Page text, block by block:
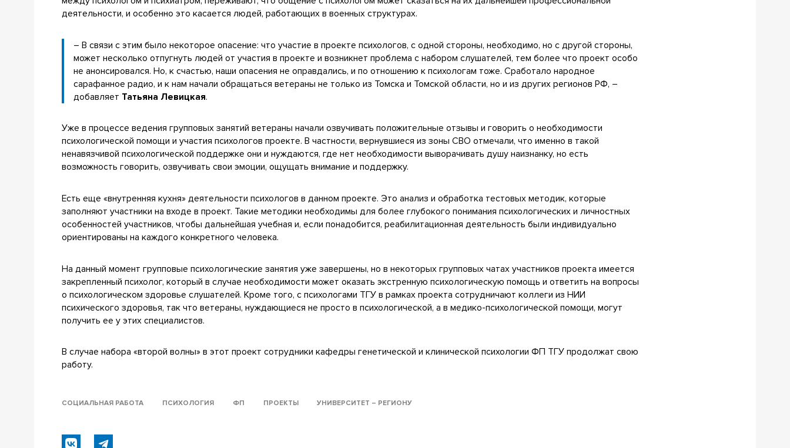
деятельности, и особенно это касается людей, работающих в военных структурах.
– В связи с этим было некоторое опасение: что участие в проекте психологов, с одной стороны, необходимо, но с другой стороны,
может несколько отпугнуть людей от участия в проекте и возникнет проблема с набором слушателей, тем более что проект особо
не анонсировался. Но, к счастью, наши опасения не оправдались, и по отношению к психологам тоже. Сработало народное
сарафанное радио, и к нам начали обращаться ветераны не только из Томска и Томской области, но и из других регионов РФ, –
добавляет Татьяна Левицкая.
Уже в процессе ведения групповых занятий ветераны начали озвучивать положительные отзывы и говорить о необходимости
психологической помощи и участия психологов проекте. В частности, вернувшиеся из зоны СВО отмечали, что именно в такой
ненавязчивой психологической поддержке они и нуждаются, где нет необходимости выворачивать душу наизнанку, но есть
возможность говорить, озвучивать свои эмоции, ощущать внимание и поддержку.
Есть еще «внутренняя кухня» деятельности психологов в данном проекте. Это анализ и обработка тестовых методик, которые
заполняют участники на входе в проект. Такие методики необходимы для более глубокого понимания психологических и личностных
особенностей участников, чтобы дальнейшая учебная и, если понадобится, реабилитационная деятельность были индивидуально
ориентированы на каждого конкретного человека.
На данный момент групповые психологические занятия уже завершены, но в некоторых групповых чатах участников проекта имеется
закрепленный психолог, который в случае необходимости может оказать экстренную психологическую помощь и ответить на вопросы
о психологическом здоровье слушателей. Кроме того, с психологами ТГУ в рамках проекта сотрудничают коллеги из НИИ
психического здоровья, так что ветераны, нуждающиеся не просто в психологической, а в медико-психологической помощи, могут
получить ее у этих специалистов.
В случае набора «второй волны» в этот проект сотрудники кафедры генетической и клинической психологии ФП ТГУ продолжат свою
работу.
СОЦИАЛЬНАЯ РАБОТА ПСИХОЛОГИЯ ФП ПРОЕКТЫ УНИВЕРСИТЕТ – РЕГИОНУ